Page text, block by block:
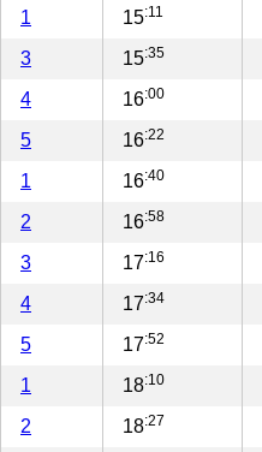
1 15:11
3 15:35
4 16:00
5 16:22
1 16:40
2 16:58
3 17:16
4 17:34
5 17:52
1 18:10
2 18:27